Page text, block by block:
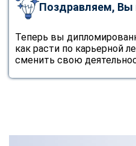
Поздравляем, Вы
Теперь вы
как расти по карьерной
сменить свою